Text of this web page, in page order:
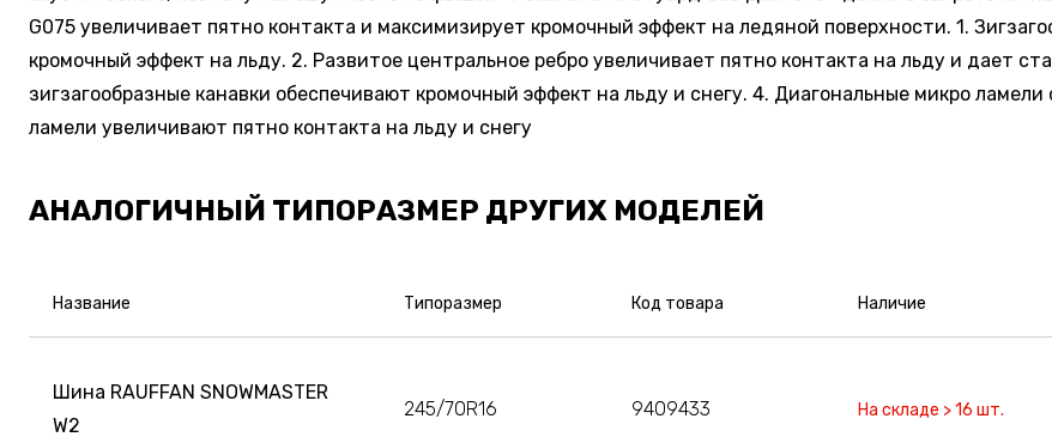
G075 увеличивает пятно контакта и максимизирует кромочный эффект на ледяной поверхности. 1.
кромочный эффект на льду. 2. Развитое центральное ребро увеличивает пятно контакта на льду и дает
зигзагообразные канавки обеспечивают кромочный эффект на льду и снегу. 4. Диагональные микро
ламели увеличивают пятно контакта на льду и снегу
АНАЛОГИЧНЫЙ ТИПОРАЗМЕР ДРУГИХ МОДЕЛЕЙ
Название Типоразмер Код товара Наличие
Шина RAUFFAN SNOWMASTER
W2
245/70R16 9409433 На складе > 16 шт.